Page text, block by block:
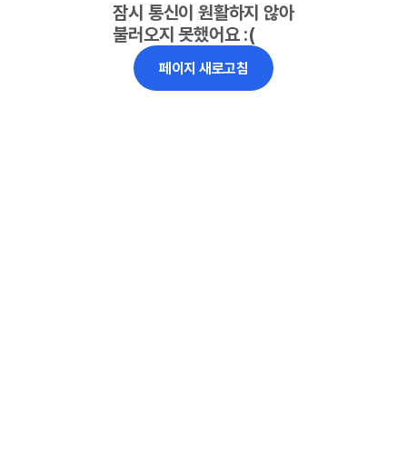
잠시 통신이 원활하지 않아
불러오지 못했어요 :(
페이지 새로고침